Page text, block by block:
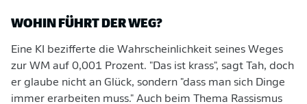
WOHIN FÜHRT DER WEG?
Eine KI bezifferte die Wahrscheinlichkeit seines Weges
zur WM auf 0,001 Prozent. "Das ist krass", sagt Tah, doch
er glaube nicht an Glück, sondern "dass man sich Dinge
immer erarbeiten muss." Auch beim Thema Rassismus